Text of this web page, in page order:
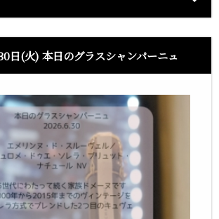
日(火) 本日のグラスシャンパーニュ